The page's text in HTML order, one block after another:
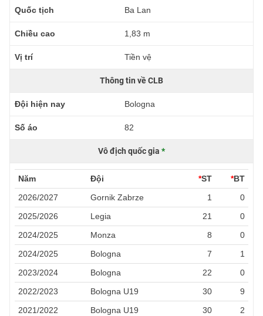
Quốc tịch Ba Lan
Chiều cao 1,83 m
Vị trí Tiền vệ
Thông tin về CLB
Đội hiện nay Bologna
Số áo 82
Vô địch quốc gia *
Năm Đội *ST *BT
2026/2027
Gornik Zabrze 1
0
2025/2026
Legia 21
0
2024/2025
Monza 8
0
2024/2025
Bologna 7
1
2023/2024
Bologna 22
0
2022/2023
Bologna U19 30
9
2021/2022
Bologna U19 30
2